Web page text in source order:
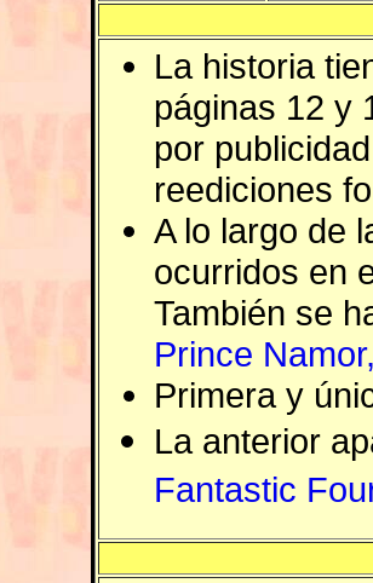
La historia
páginas 12 y
por
reediciones
A lo largo de
ocurridos en
También se
Prince
Primera y
La anterior
Fantastic